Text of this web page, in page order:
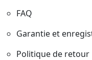
FAQ
Garantie et
Politique de retour